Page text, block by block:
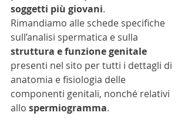
soggetti più giovani.
Rimandiamo alle schede specifiche
sull’analisi spermatica e sulla
struttura e funzione genitale
presenti nel sito per tutti i dettagli di
anatomia e fisiologia delle
componenti genitali, nonché relativi
allo spermiogramma.